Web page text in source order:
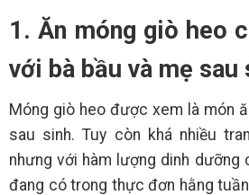
1. Ăn móng giò heo
với bà bầu và mẹ sau
Móng giò heo được xem là món
sau sinh. Tuy còn khá nhiều
nhưng với hàm lượng dinh dưỡng
đang có trong thực đơn hằng